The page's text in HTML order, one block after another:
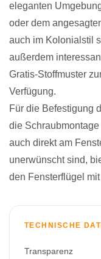
eleganten
oder dem
auch im Kolonialstil
außerdem
Gratis-Stoffmuster
Verfügung.
Für die Befestigung
die
auch direkt am
unerwünscht sind,
den Fensterflügel
TECHNISCHE
Transparenz